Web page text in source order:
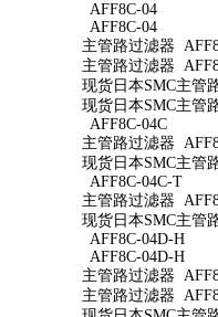
AFF8C-04
AFF8C-04
主管路过滤器
主管路过滤器
现货日本SMC主管
现货日本SMC主管
AFF8C-04C
主管路过滤器
现货日本SMC主管
AFF8C-04C-T
主管路过滤器
现货日本SMC主管
AFF8C-04D-H
AFF8C-04D-H
主管路过滤器
主管路过滤器